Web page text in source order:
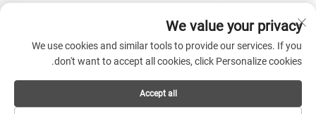
هاتف:+86-13606543282
البريد الإلكتروني:[email protected]
حقوق النشر © هانغتشو سونواي إنتربرايز المحدودة جميع الحقوق
We value your privacy
We use cookies and similar tools to provide our services. If you
don't want to accept all cookies, click Personalize cookies.
Accept all